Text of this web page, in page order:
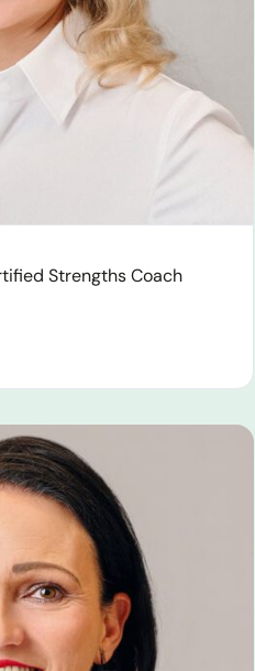
Strengths Coach